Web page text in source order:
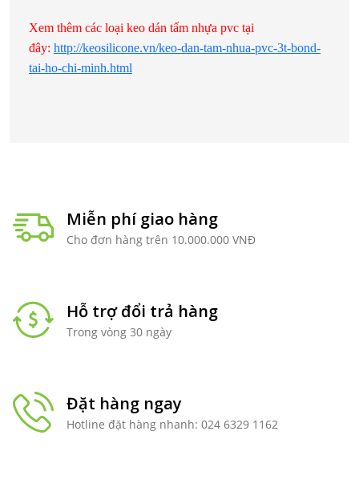
Xem thêm các loại keo dán tấm nhựa pvc tại
đây: http://keosilicone.vn/keo-dan-tam-nhua-pvc-3t-bond-
tai-ho-chi-minh.html
Miễn phí giao hàng
Cho đơn hàng trên 10.000.000 VNĐ
Hỗ trợ đổi trả hàng
Trong vòng 30 ngày
Đặt hàng ngay
Hotline đặt hàng nhanh: 024 6329 1162